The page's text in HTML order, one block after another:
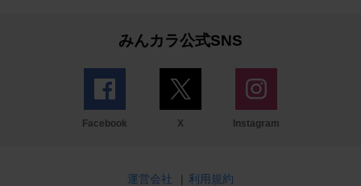
みんカラ公式SNS
Facebook X Instagram
運営会社 | 利用規約